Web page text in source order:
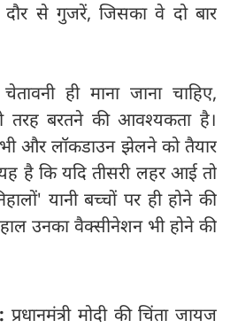
से गुजरें, जिसका वे दो बार
ही माना जाना चाहिए,
तरह बरतने की आवश्यकता है।
और लॉकडाउन झेलने को तैयार
है कि यदि तीसरी लहर आई तो
यानी बच्चों पर ही होने की
उनका वैक्सीनेशन भी होने की
प्रधानमंत्री मोदी की चिंता जायज